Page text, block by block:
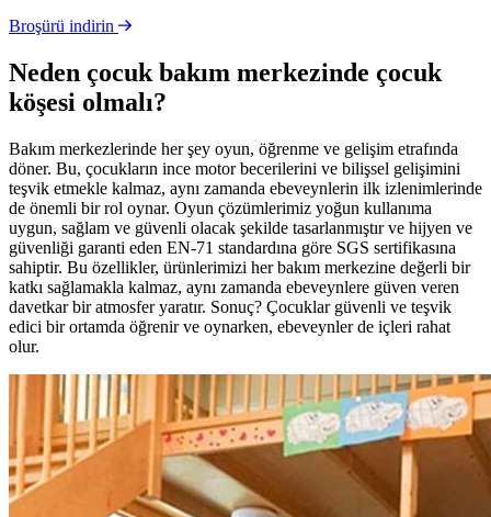
Broşürü indirin
Neden çocuk bakım merkezinde çocuk
köşesi olmalı?
Bakım merkezlerinde her şey oyun, öğrenme ve gelişim etrafında
döner. Bu, çocukların ince motor becerilerini ve bilişsel gelişimini
teşvik etmekle kalmaz, aynı zamanda ebeveynlerin ilk izlenimlerinde
de önemli bir rol oynar. Oyun çözümlerimiz yoğun kullanıma
uygun, sağlam ve güvenli olacak şekilde tasarlanmıştır ve hijyen ve
güvenliği garanti eden EN-71 standardına göre SGS sertifikasına
sahiptir. Bu özellikler, ürünlerimizi her bakım merkezine değerli bir
katkı sağlamakla kalmaz, aynı zamanda ebeveynlere güven veren
davetkar bir atmosfer yaratır. Sonuç? Çocuklar güvenli ve teşvik
edici bir ortamda öğrenir ve oynarken, ebeveynler de içleri rahat
olur.